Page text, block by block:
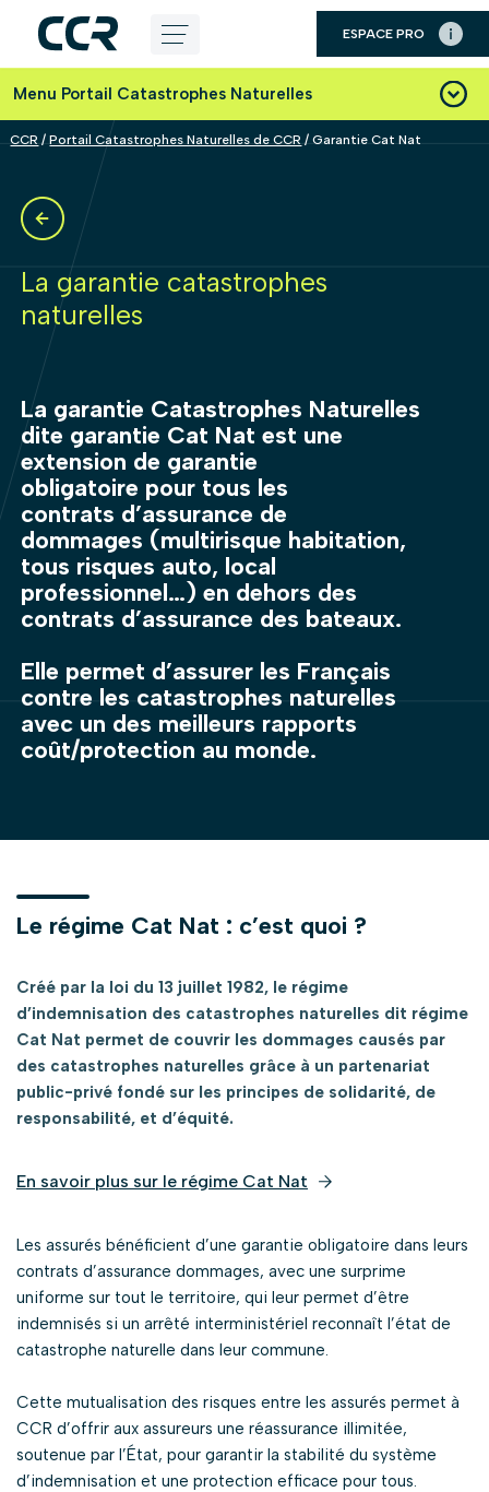
au
ESPACE PRO
Menu Portail Catastrophes Naturelles
CCR /Portail Catastrophes Naturelles de CCR /Garantie Cat Nat
La garantie catastrophes
naturelles
La garantie Catastrophes Naturelles
dite garantie Cat Nat est une
extension de garantie
obligatoire pour tous les
contrats d’assurance de
dommages (multirisque habitation,
tous risques auto, local
professionnel…) en dehors des
contrats d’assurance des bateaux.
Elle permet d’assurer les Français
contre les catastrophes naturelles
avec un des meilleurs rapports
coût/protection au monde.
Le régime Cat Nat : c’est quoi ?
Créé par la loi du 13 juillet 1982, le régime
d’indemnisation des catastrophes naturelles dit régime
Cat Nat permet de couvrir les dommages causés par
des catastrophes naturelles grâce à un partenariat
public-privé fondé sur les principes de solidarité, de
responsabilité, et d’équité.
En savoir plus sur le régime Cat Nat
Les assurés bénéficient d’une garantie obligatoire dans leurs
contrats d’assurance dommages, avec une surprime
uniforme sur tout le territoire, qui leur permet d’être
indemnisés si un arrêté interministériel reconnaît l’état de
catastrophe naturelle dans leur commune.
Cette mutualisation des risques entre les assurés permet à
CCR d’offrir aux assureurs une réassurance illimitée,
soutenue par l’État, pour garantir la stabilité du système
d’indemnisation et une protection efficace pour tous.
Panneau de gestion des cookies